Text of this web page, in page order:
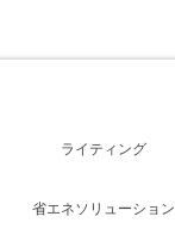
ライティング
省エネソリューション